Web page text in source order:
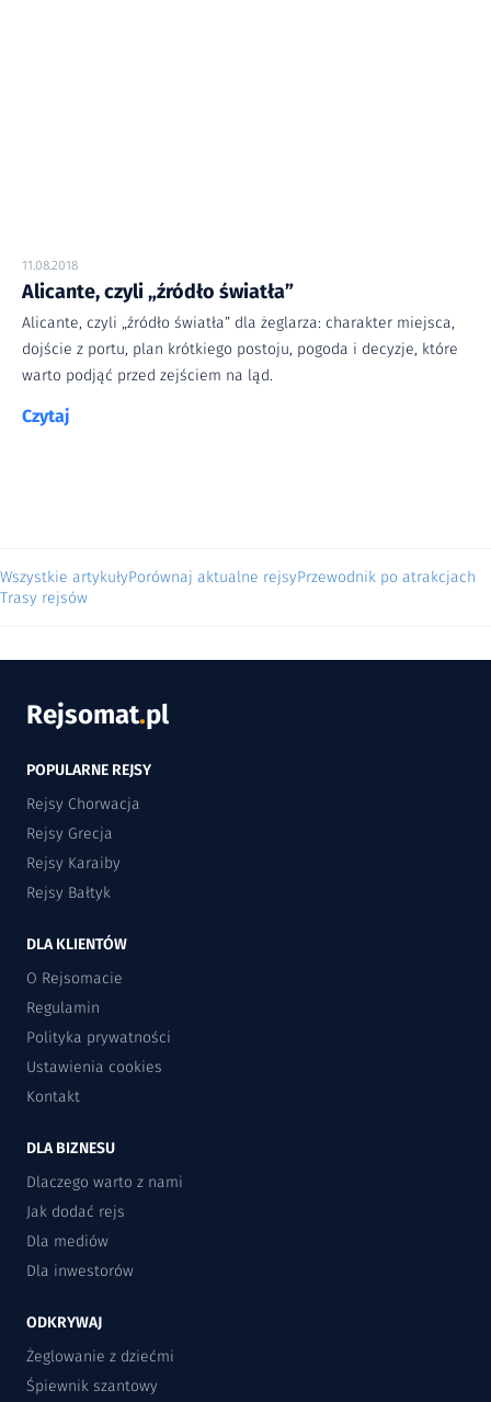
11.08.2018
Alicante, czyli „źródło światła”
Alicante, czyli „źródło światła” dla żeglarza: charakter miejsca,
dojście z portu, plan krótkiego postoju, pogoda i decyzje, które
warto podjąć przed zejściem na ląd.
Czytaj
Wszystkie artykułyPorównaj aktualne rejsyPrzewodnik po atrakcjach
Trasy rejsów
Rejsomat.pl
POPULARNE REJSY
Rejsy Chorwacja
Rejsy Grecja
Rejsy Karaiby
Rejsy Bałtyk
DLA KLIENTÓW
O Rejsomacie
Regulamin
Polityka prywatności
Ustawienia cookies
Kontakt
DLA BIZNESU
Dlaczego warto z nami
Jak dodać rejs
Dla mediów
Dla inwestorów
ODKRYWAJ
Żeglowanie z dziećmi
Śpiewnik szantowy